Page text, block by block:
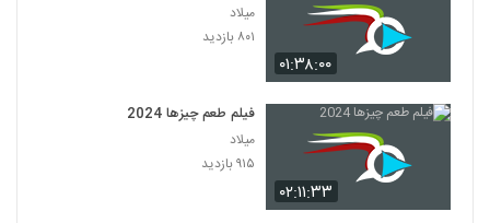
۰۱:۳۸:۰۰
میلاد
۸۰۱ بازدید
۰۲:۱۱:۳۳
فیلم طعم چیزها 2024
میلاد
۹۱۵ بازدید